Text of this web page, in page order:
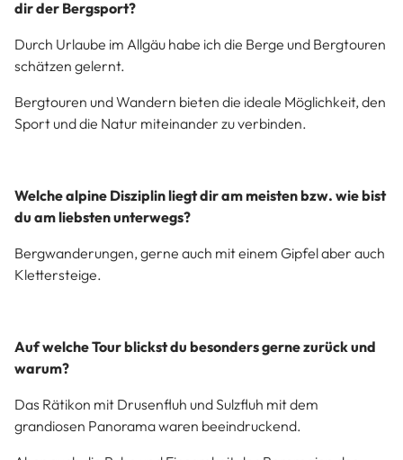
dir der Bergsport?
Durch Urlaube im Allgäu habe ich die Berge und Bergtouren
schätzen gelernt.
Bergtouren und Wandern bieten die ideale Möglichkeit, den
Sport und die Natur miteinander zu verbinden.
Welche alpine Disziplin liegt dir am meisten bzw. wie bist
du am liebsten unterwegs?
Bergwanderungen, gerne auch mit einem Gipfel aber auch
Klettersteige.
Auf welche Tour blickst du besonders gerne zurück und
warum?
Das Rätikon mit Drusenfluh und Sulzfluh mit dem
grandiosen Panorama waren beeindruckend.